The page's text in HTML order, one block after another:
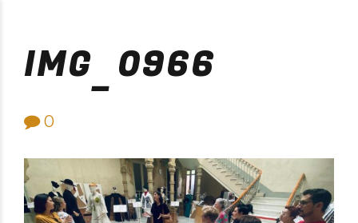
IMG_0966
0